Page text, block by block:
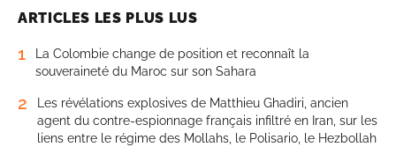
ARTICLES LES PLUS LUS
1
La Colombie change de position et reconnaît la
souveraineté du Maroc sur son Sahara
2
Les révélations explosives de Matthieu Ghadiri, ancien
agent du contre-espionnage français infiltré en Iran, sur les
liens entre le régime des Mollahs, le Polisario, le Hezbollah